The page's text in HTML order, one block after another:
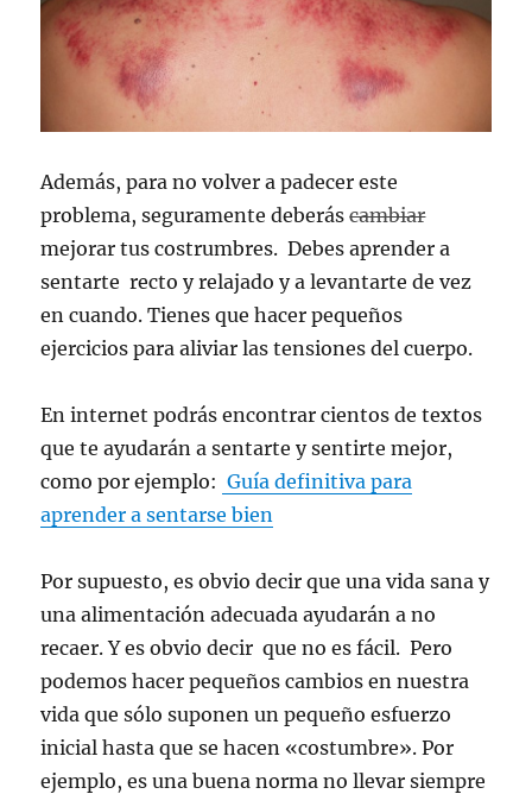
Además, para no volver a padecer este
problema, seguramente deberáscambiar
mejorar tus costrumbres. Debes aprender a
sentarte recto y relajado y a levantarte de vez
en cuando. Tienes que hacer pequeños
ejercicios para aliviar las tensiones del cuerpo.
En internet podrás encontrar cientos de textos
que te ayudarán a sentarte y sentirte mejor,
como por ejemplo: Guía definitiva para
aprender a sentarse bien
Por supuesto, es obvio decir que una vida sana y
una alimentación adecuada ayudarán a no
recaer. Y es obvio decir que no es fácil. Pero
podemos hacer pequeños cambios en nuestra
vida que sólo suponen un pequeño esfuerzo
inicial hasta que se hacen «costumbre». Por
ejemplo, es una buena norma no llevar siempre